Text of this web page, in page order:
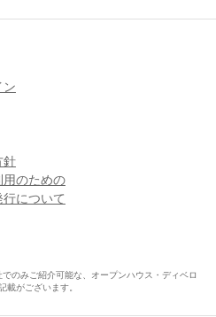
ン
針
用のための
について
のみご紹介可能な、オープンハウス・ディベロ
載がございます。